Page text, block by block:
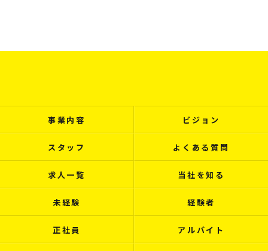
事業内容 ビジョン
スタッフ よくある質問
求人一覧 当社を知る
未経験 経験者
正社員 アルバイト